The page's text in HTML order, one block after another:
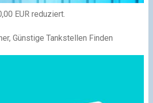
EUR reduziert.
Günstige Tankstellen Finden